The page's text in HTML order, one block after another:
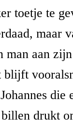
toetje te
maar
man aan
blijft
die
drukt